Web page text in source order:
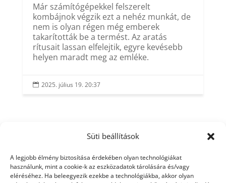
Süti beállítások
A legjobb élmény biztosítása érdekében olyan technológiákat
használunk, mint a cookie-k az eszközadatok tárolására és/vagy
eléréséhez. Ha beleegyezik ezekbe a technológiákba, akkor olyan
Már számítógépekkel felszerelt
kombájnok végzik ezt a nehéz munkát, de
nem is olyan régen még emberek
takarították be a termést. Az aratás
rítusait lassan elfelejtik, egyre kevésebb
helyen maradt meg az emléke.
 2025. július 19. 20:37